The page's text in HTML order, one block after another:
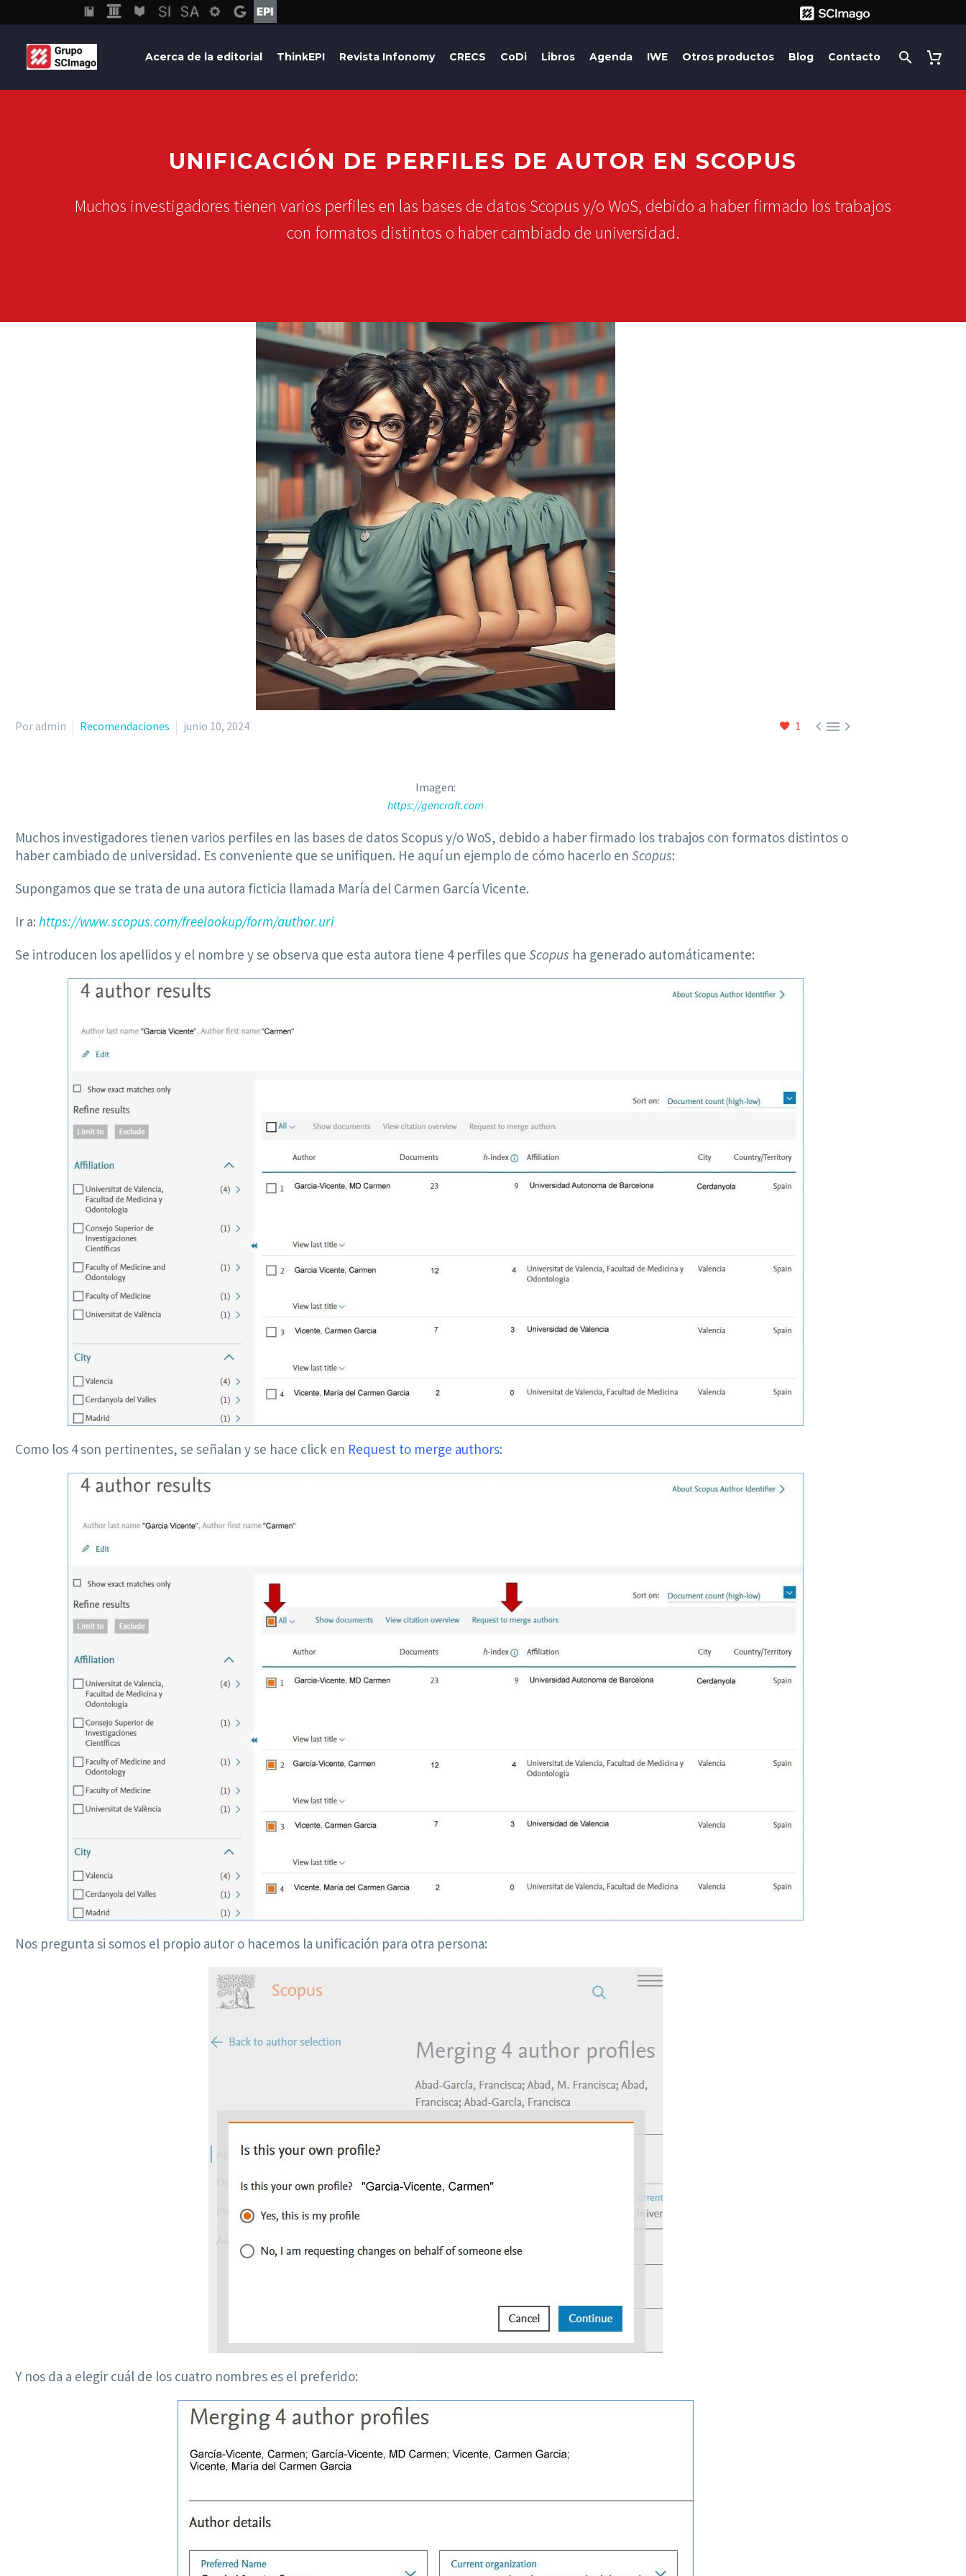
Acerca de la editorial ThinkEPI Revista Infonomy CRECS CoDi Libros Agenda IWE Otros productos Blog Contacto
UNIFICACIÓN DE PERFILES DE AUTOR EN SCOPUS
Muchos investigadores tienen varios perfiles en las bases de datos Scopus y/o WoS, debido a haber firmado los trabajos
con formatos distintos o haber cambiado de universidad.
1 
Por admin Recomendaciones junio 10, 2024
Imagen:
https://gencraft.com
Muchos investigadores tienen varios perfiles en las bases de datos Scopus y/o WoS, debido a haber firmado los trabajos con formatos distintos o
haber cambiado de universidad. Es conveniente que se unifiquen. He aquí un ejemplo de cómo hacerlo en Scopus:
Supongamos que se trata de una autora ficticia llamada María del Carmen García Vicente.
Ir a: https://www.scopus.com/freelookup/form/author.uri
Se introducen los apellidos y el nombre y se observa que esta autora tiene 4 perfiles que Scopus ha generado automáticamente:
Como los 4 son pertinentes, se señalan y se hace click en Request to merge authors:
Nos pregunta si somos el propio autor o hacemos la unificación para otra persona:
Y nos da a elegir cuál de los cuatro nombres es el preferido: